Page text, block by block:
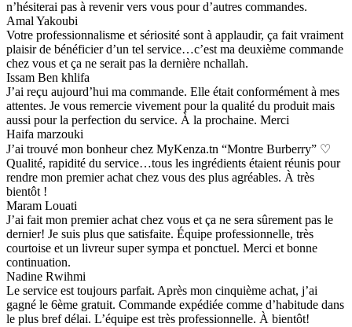
n’hésiterai pas à revenir vers vous pour d’autres commandes.
Amal Yakoubi
Votre professionnalisme et sériosité sont à applaudir, ça fait vraiment
plaisir de bénéficier d’un tel service…c’est ma deuxième commande
chez vous et ça ne serait pas la dernière nchallah.
Issam Ben khlifa
J’ai reçu aujourd’hui ma commande. Elle était conformément à mes
attentes. Je vous remercie vivement pour la qualité du produit mais
aussi pour la perfection du service. À la prochaine. Merci
Haifa marzouki
J’ai trouvé mon bonheur chez MyKenza.tn “Montre Burberry” ♡
Qualité, rapidité du service…tous les ingrédients étaient réunis pour
rendre mon premier achat chez vous des plus agréables. À très
bientôt !
Maram Louati
J’ai fait mon premier achat chez vous et ça ne sera sûrement pas le
dernier! Je suis plus que satisfaite. Équipe professionnelle, très
courtoise et un livreur super sympa et ponctuel. Merci et bonne
continuation.
Nadine Rwihmi
Le service est toujours parfait. Après mon cinquième achat, j’ai
gagné le 6ème gratuit. Commande expédiée comme d’habitude dans
le plus bref délai. L’équipe est très professionnelle. À bientôt!